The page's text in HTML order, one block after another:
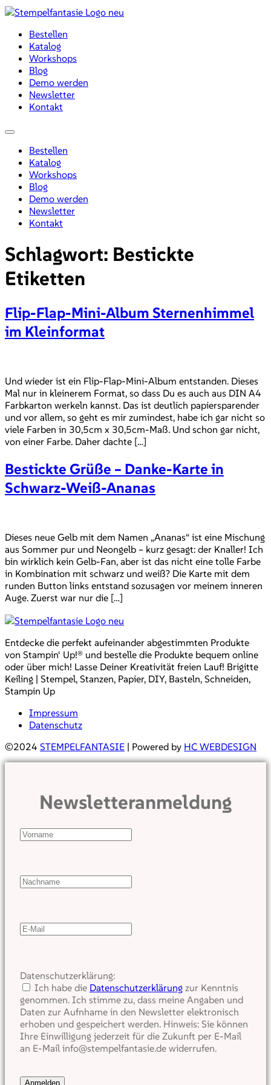
Zum
wechselnBestellen
Katalog
Workshops
Blog
Demo werden
Newsletter
Kontakt
Menü
Bestellen
Katalog
Workshops
Blog
Demo werden
Newsletter
Kontakt
Schlagwort: Bestickte
Etiketten
Flip-Flap-Mini-Album Sternenhimmel
im Kleinformat
Und wieder ist ein Flip-Flap-Mini-Album entstanden. Dieses
Mal nur in kleinerem Format, so dass Du es auch aus DIN A4
Farbkarton werkeln kannst. Das ist deutlich papiersparender
und vor allem, so geht es mir zumindest, habe ich gar nicht so
viele Farben in 30,5cm x 30,5cm-Maß. Und schon gar nicht,
von einer Farbe. Daher dachte […]
Bestickte Grüße – Danke-Karte in
Schwarz-Weiß-Ananas
Dieses neue Gelb mit dem Namen „Ananas“ ist eine Mischung
aus Sommer pur und Neongelb – kurz gesagt: der Knaller! Ich
bin wirklich kein Gelb-Fan, aber ist das nicht eine tolle Farbe
in Kombination mit schwarz und weiß? Die Karte mit dem
runden Button links entstand sozusagen vor meinem inneren
Auge. Zuerst war nur die […]
Entdecke die perfekt aufeinander abgestimmten Produkte
von Stampin‘ Up!® und bestelle die Produkte bequem online
oder über mich! Lasse Deiner Kreativität freien Lauf! Brigitte
Keiling | Stempel, Stanzen, Papier, DIY, Basteln, Schneiden,
Stampin Up
Impressum
Datenschutz
©2024 STEMPELFANTASIE | Powered by HC WEBDESIGN
Newsletteranmeldung
Datenschutzerklärung:
Ich habe die Datenschutzerklärung zur Kenntnis
genommen. Ich stimme zu, dass meine Angaben und
Daten zur Aufnhame in den Newsletter elektronisch
erhoben und gespeichert werden. Hinweis: Sie können
Ihre Einwilligung jederzeit für die Zukunft per E-Mail
an E-Mail info@stempelfantasie.de widerrufen.